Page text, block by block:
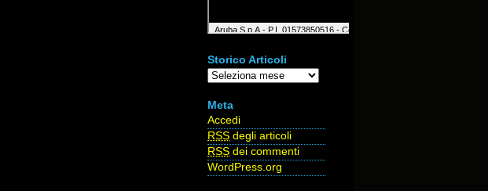
Storico Articoli
Storico
Meta
Accedi
RSS degli articoli
RSS dei commenti
WordPress.org